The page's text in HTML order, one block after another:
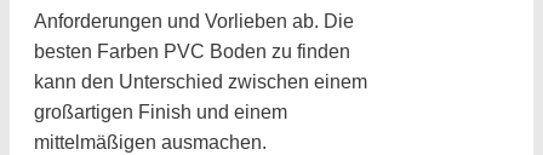
Anforderungen und Vorlieben ab. Die
besten Farben PVC Boden zu finden
kann den Unterschied zwischen einem
großartigen Finish und einem
mittelmäßigen ausmachen.